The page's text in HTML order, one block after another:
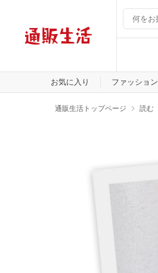
バ
ル
メ
お気に入り ファッション
通販生活トップページ 読む